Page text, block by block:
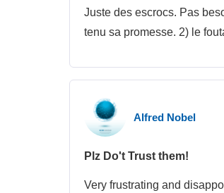
Juste des escrocs. Pas
tenu sa promesse. 2) le
Alfred Nobel
Plz Do't Trust them!
Very frustrating and